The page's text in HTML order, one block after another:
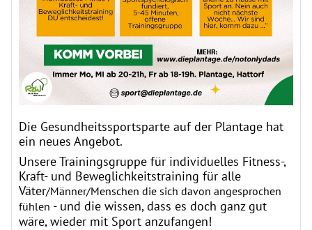
Die Gesundheitssportsparte auf der Plantage hat
ein neues Angebot.
Unsere Trainingsgruppe für individuelles Fitness-,
Kraft- und Beweglichkeitstraining für alle
Väter/Männer/Menschen die sich davon angesprochen
fühlen - und die wissen, dass es doch ganz gut
wäre, wieder mit Sport anzufangen!